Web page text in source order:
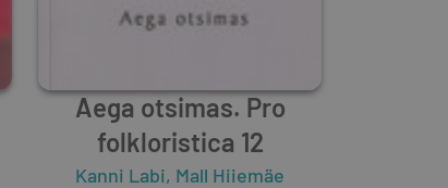
Aega otsimas. Pro
folkloristica 12
Kanni Labi, Mall Hiiemäe